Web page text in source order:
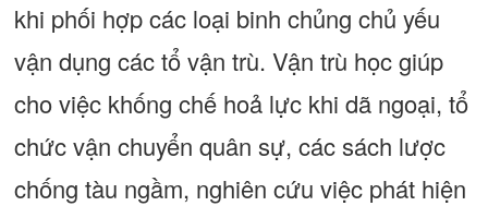
khi phối hợp các loại binh chủng chủ yếu
vận dụng các tổ vận trù. Vận trù học giúp
cho việc khống chế hoả lực khi dã ngoại, tổ
chức vận chuyển quân sự, các sách lược
chống tàu ngầm, nghiên cứu việc phát hiện